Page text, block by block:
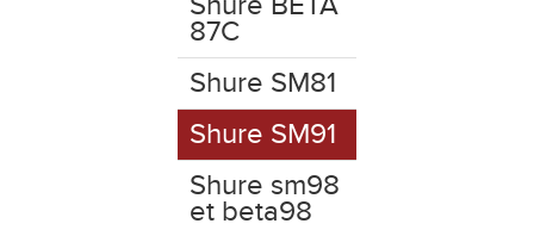
87C
Shure SM81
Shure SM91
Shure sm98
et beta98